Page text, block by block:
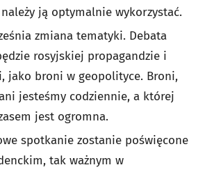
ją optymalnie wykorzystać.
zmiana tematyki. Debata
rosyjskiej propagandzie i
jako broni w geopolityce. Broni,
jesteśmy codziennie, a której
jest ogromna.
spotkanie zostanie poświęcone
tak ważnym w